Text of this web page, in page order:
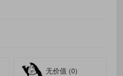
无价值 (0)